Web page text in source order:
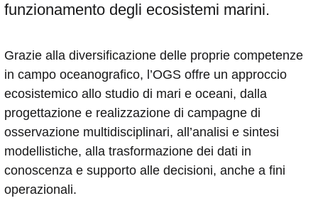
funzionamento degli ecosistemi marini.
Grazie alla diversificazione delle proprie competenze
in campo oceanografico, l’OGS offre un approccio
ecosistemico allo studio di mari e oceani, dalla
progettazione e realizzazione di campagne di
osservazione multidisciplinari, all’analisi e sintesi
modellistiche, alla trasformazione dei dati in
conoscenza e supporto alle decisioni, anche a fini
operazionali.